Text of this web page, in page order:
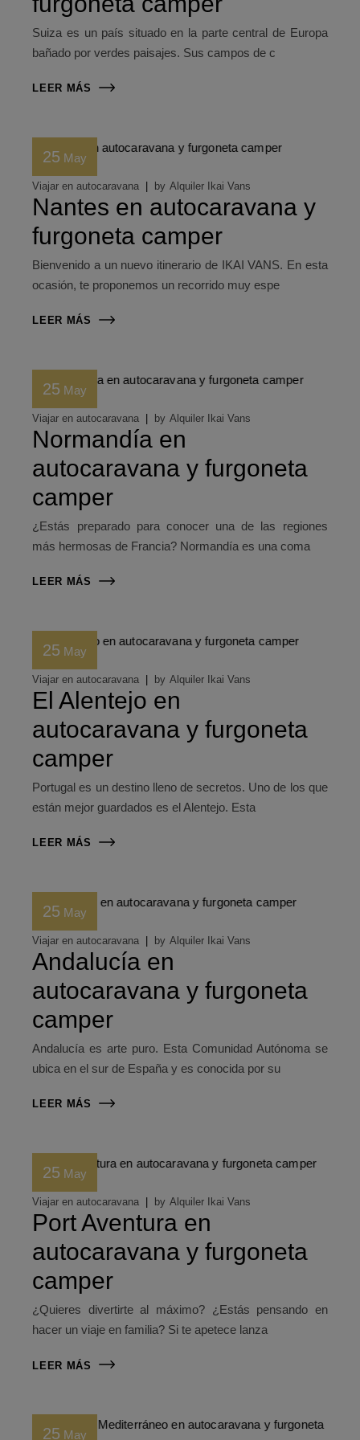
Suiza es un país situado en la parte central de Europa
bañado por verdes paisajes. Sus campos de c
LEER MÁS
25 May
Viajar en autocaravana by Alquiler Ikai Vans
Nantes en autocaravana y
furgoneta camper
Bienvenido a un nuevo itinerario de IKAI VANS. En esta
ocasión, te proponemos un recorrido muy espe
LEER MÁS
25 May
Viajar en autocaravana by Alquiler Ikai Vans
Normandía en
autocaravana y furgoneta
camper
¿Estás preparado para conocer una de las regiones
más hermosas de Francia? Normandía es una coma
LEER MÁS
25 May
Viajar en autocaravana by Alquiler Ikai Vans
El Alentejo en
autocaravana y furgoneta
camper
Portugal es un destino lleno de secretos. Uno de los que
están mejor guardados es el Alentejo. Esta
LEER MÁS
25 May
Viajar en autocaravana by Alquiler Ikai Vans
Andalucía en
autocaravana y furgoneta
camper
Andalucía es arte puro. Esta Comunidad Autónoma se
ubica en el sur de España y es conocida por su
LEER MÁS
25 May
Viajar en autocaravana by Alquiler Ikai Vans
Port Aventura en
autocaravana y furgoneta
camper
¿Quieres divertirte al máximo? ¿Estás pensando en
hacer un viaje en familia? Si te apetece lanza
LEER MÁS
25 May